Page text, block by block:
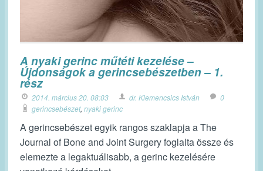
A nyaki gerinc műtéti kezelése –
Újdonságok a gerincsebészetben – 1.
rész
2014. március 20. 08:03 dr. Klemencsics István
0
gerincsebészet, nyaki gerinc
A gerincsebészet egyik rangos szaklapja a The
Journal of Bone and Joint Surgery foglalta össze és
elemezte a legaktuálisabb, a gerinc kezelésére